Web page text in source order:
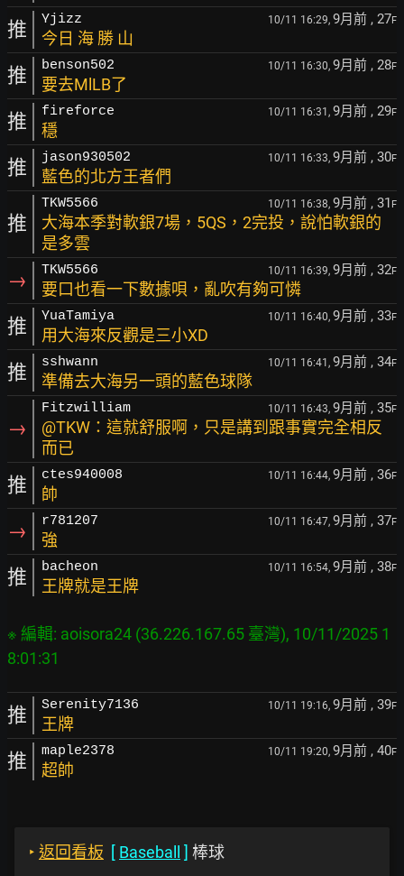
推 Yjizz 10/11 16:29, 9月前 , 27F
今日 海 勝 山
推 benson502 10/11 16:30, 9月前 , 28F
要去MlLB了
推 fireforce 10/11 16:31, 9月前 , 29F
穩
推 jason930502 10/11 16:33, 9月前 , 30F
藍色的北方王者們
推
TKW5566 10/11 16:38, 9月前 , 31 F
大海本季對軟銀7場，5QS，2完投，說怕軟銀的
是多雲
→ TKW5566 10/11 16:39, 9月前 , 32F
要口也看一下數據唄，亂吹有夠可憐
推 YuaTamiya 10/11 16:40, 9月前 , 33F
用大海來反觀是三小XD
推 sshwann 10/11 16:41, 9月前 , 34F
準備去大海另一頭的藍色球隊
→
Fitzwilliam 10/11 16:43, 9月前 , 35F
@TKW：這就舒服啊，只是講到跟事實完全相反
而已
推 ctes940008 10/11 16:44, 9月前 , 36F
帥
→ r781207 10/11 16:47, 9月前 , 37F
強
推 bacheon 10/11 16:54, 9月前 , 38F
王牌就是王牌
※ 編輯: aoisora24 (36.226.167.65 臺灣), 10/11/2025 1
推 Serenity7136 10/11 19:16, 9月前 , 39F
王牌
推 maple2378 10/11 19:20, 9月前 , 40F
超帥
‣ 返回看板 [ Baseball ] 棒球